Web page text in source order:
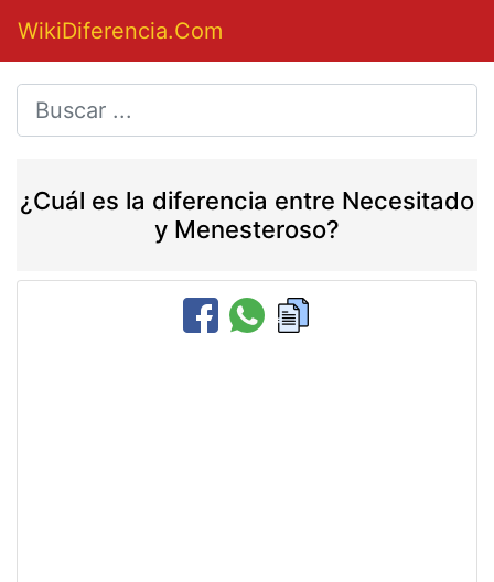
WikiDiferencia.Com
¿Cuál es la diferencia entre Necesitado
y Menesteroso?